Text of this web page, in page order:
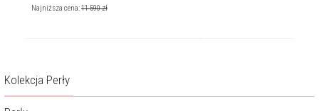
Najniższa cena:11 590zł
Kolekcja Perły